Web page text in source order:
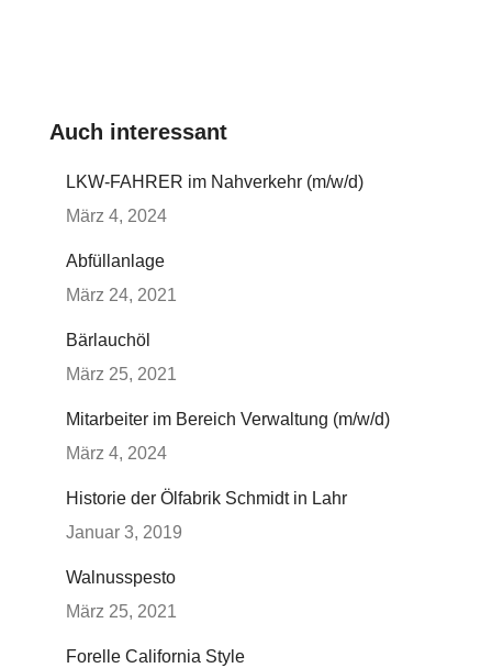
Auch interessant
LKW-FAHRER im Nahverkehr (m/w/d)
März 4, 2024
Abfüllanlage
März 24, 2021
Bärlauchöl
März 25, 2021
Mitarbeiter im Bereich Verwaltung (m/w/d)
März 4, 2024
Historie der Ölfabrik Schmidt in Lahr
Januar 3, 2019
Walnusspesto
März 25, 2021
Forelle California Style